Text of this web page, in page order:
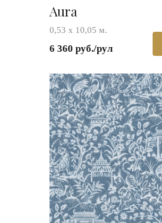
Aura
0,53 х 10,05 м.
6 360 руб./рул